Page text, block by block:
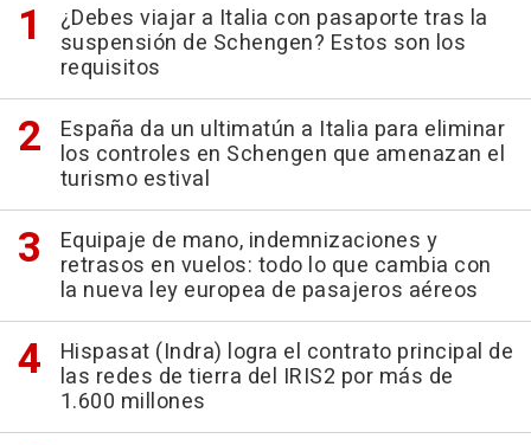
¿Debes viajar a Italia con pasaporte tras la
suspensión de Schengen? Estos son los
requisitos
España da un ultimatún a Italia para eliminar
los controles en Schengen que amenazan el
turismo estival
Equipaje de mano, indemnizaciones y
retrasos en vuelos: todo lo que cambia con
la nueva ley europea de pasajeros aéreos
Hispasat (Indra) logra el contrato principal de
las redes de tierra del IRIS2 por más de
1.600 millones